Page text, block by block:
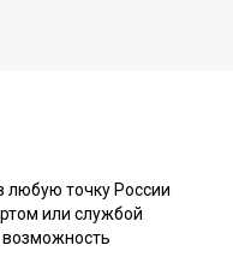
любую точку России
или службой
возможность